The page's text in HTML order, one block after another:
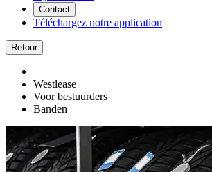
Contact
Téléchargez notre application
Retour
Westlease
Voor bestuurders
Banden